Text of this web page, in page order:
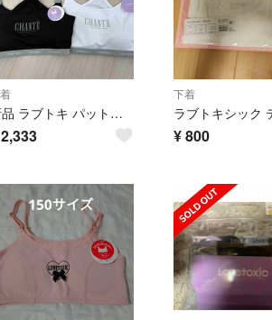
新品 ラブトキ パット入りインナー ハーフトップ ２セット
2,333
下着
¥800